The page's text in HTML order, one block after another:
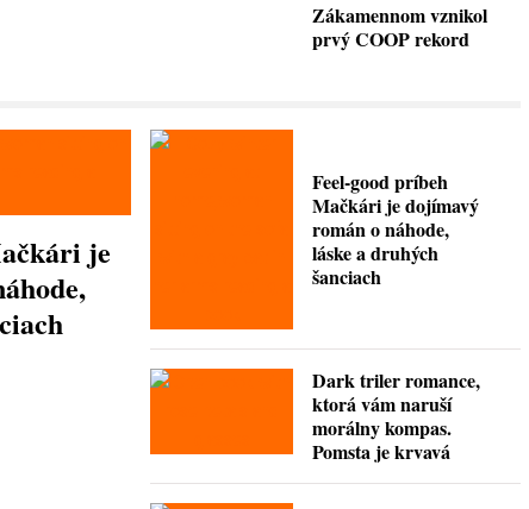
Zákamennom vznikol
prvý COOP rekord
je
Feel-good príbeh
Mačkári je dojímavý
román o náhode,
láske a druhých
šanciach
Dark triler romance,
ktorá vám naruší
morálny kompas.
Pomsta je krvavá